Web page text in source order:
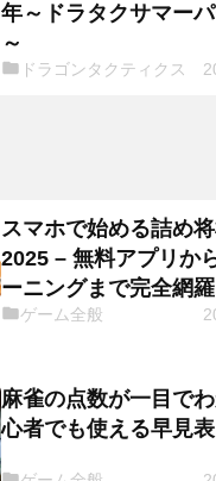
年～ドラタクサマー
～
ドラゴンタクティクス
スマホで始める詰め
2025 – 無料アプリか
ーニングまで完全網羅
ゲーム全般
麻雀の点数が一目で
心者でも使える早見